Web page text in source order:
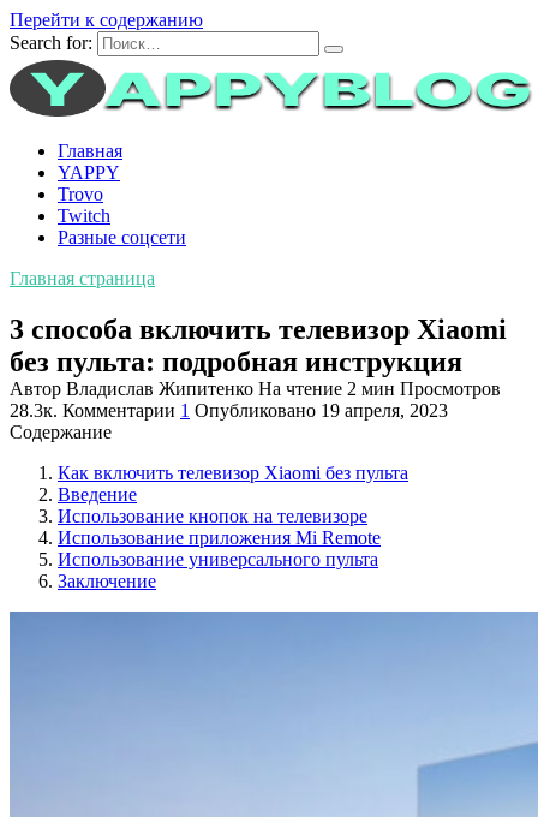
Перейти к содержанию
Search for:
Главная
YAPPY
Trovo
Twitch
Разные соцсети
Главная страница
3 способа включить телевизор Xiaomi
без пульта: подробная инструкция
Автор Владислав Жипитенко На чтение 2 мин Просмотров
28.3к. Комментарии 1 Опубликовано 19 апреля, 2023
Содержание
Как включить телевизор Xiaomi без пульта
Введение
Использование кнопок на телевизоре
Использование приложения Mi Remote
Использование универсального пульта
Заключение